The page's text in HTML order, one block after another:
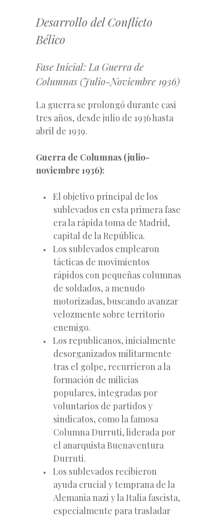
Desarrollo del Conflicto
Bélico
Fase Inicial: La Guerra de
Columnas (Julio-Noviembre 1936)
La guerra se prolongó durante casi
tres años, desde julio de 1936 hasta
abril de 1939.
Guerra de Columnas (julio-
noviembre 1936):
El objetivo principal de los
sublevados en esta primera fase
era la rápida toma de Madrid,
capital de la República.
Los sublevados emplearon
tácticas de movimientos
rápidos con pequeñas columnas
de soldados, a menudo
motorizadas, buscando avanzar
velozmente sobre territorio
enemigo.
Los republicanos, inicialmente
desorganizados militarmente
tras el golpe, recurrieron a la
formación de milicias
populares, integradas por
voluntarios de partidos y
sindicatos, como la famosa
Columna Durruti, liderada por
el anarquista Buenaventura
Durruti.
Los sublevados recibieron
ayuda crucial y temprana de la
Alemania nazi y la Italia fascista,
especialmente para trasladar